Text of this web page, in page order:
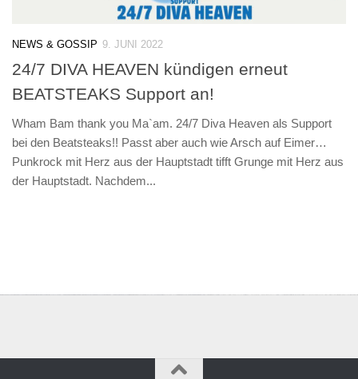
NEWS & GOSSIP 9. JUNI 2022
24/7 DIVA HEAVEN kündigen erneut
BEATSTEAKS Support an!
Wham Bam thank you Ma`am. 24/7 Diva Heaven als Support
bei den Beatsteaks!! Passt aber auch wie Arsch auf Eimer…
Punkrock mit Herz aus der Hauptstadt tifft Grunge mit Herz aus
der Hauptstadt. Nachdem...